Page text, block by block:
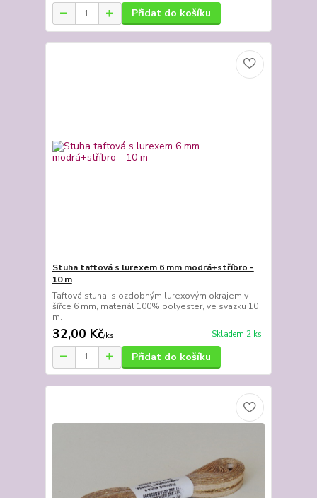
Přidat do košíku
Stuha taftová s lurexem 6 mm modrá+stříbro -
10 m
Taftová stuha s ozdobným lurexovým okrajem v
šířce 6 mm, materiál 100% polyester, ve svazku 10
m.
32,00 Kč/ks Skladem 2 ks
Přidat do košíku